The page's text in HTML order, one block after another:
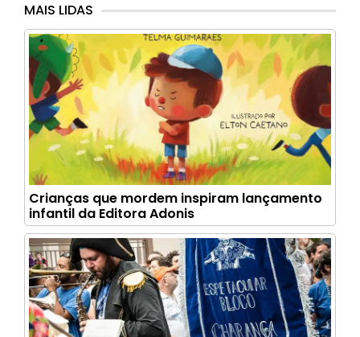
MAIS LIDAS
Crianças que mordem inspiram lançamento
infantil da Editora Adonis